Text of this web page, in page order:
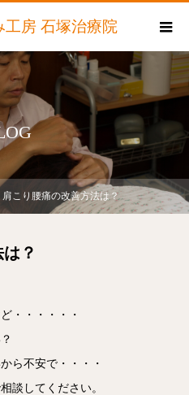
工房 石塚治療院
肩こり腰痛の改善方法は？
？
・・・・・・
ら不安で・・・・
談してください。